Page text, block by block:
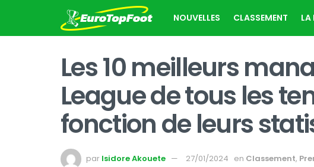
NOUVELLES CLASSEMENT LA
Les 10 meilleurs
League de tous les
fonction de leurs
par Isidore Akouete 27/01/2024 en Classement,